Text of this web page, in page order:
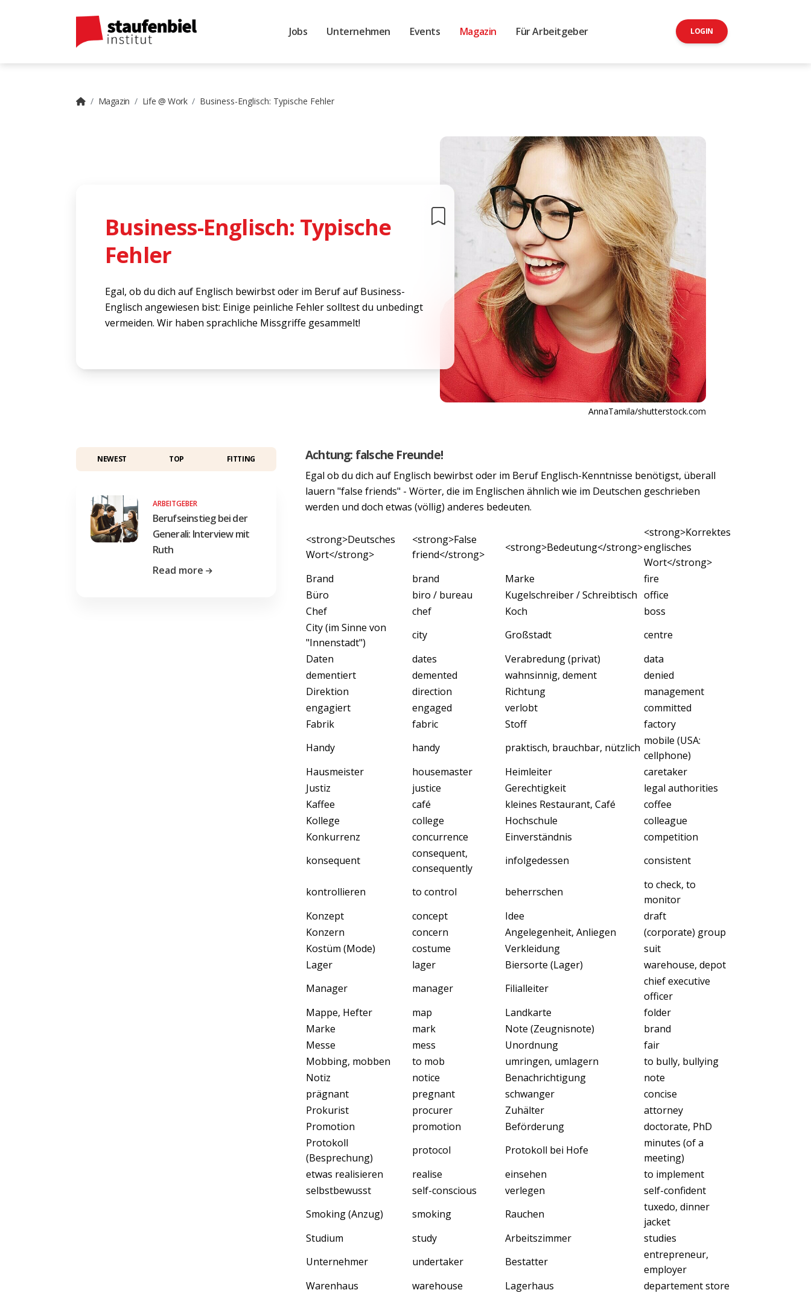
Jobs Unternehmen Events Magazin Für Arbeitgeber LOGIN
Magazin Life @ Work Business-Englisch: Typische Fehler
Business-Englisch: Typische
Fehler
Egal, ob du dich auf Englisch bewirbst oder im Beruf auf Business-
Englisch angewiesen bist: Einige peinliche Fehler solltest du unbedingt
vermeiden. Wir haben sprachliche Missgriffe gesammelt!
AnnaTamila/shutterstock.com
NEWEST TOP FITTING
ARBEITGEBER
Berufseinstieg bei der
Generali: Interview mit
Ruth
Read more
Achtung: falsche Freunde!
Egal ob du dich auf Englisch bewirbst oder im Beruf Englisch-Kenntnisse benötigst, überall
lauern "false friends" - Wörter, die im Englischen ähnlich wie im Deutschen geschrieben
werden und doch etwas (völlig) anderes bedeuten.
<strong>Deutsches
Wort</strong>
<strong>False
friend</strong>
<strong>Bedeutung</strong>
<strong>Korrektes
englisches
Wort</strong>
Brand
brand Marke
fire
Büro
biro / bureau Kugelschreiber / Schreibtisch office
Chef
chef Koch
boss
City (im Sinne von
"Innenstadt")
city Großstadt
centre
Daten
dates Verabredung (privat)
data
dementiert
demented wahnsinnig, dement
denied
Direktion
direction Richtung
management
engagiert
engaged verlobt
committed
Fabrik
fabric Stoff
factory
Handy
handy praktisch, brauchbar, nützlich
mobile (USA:
cellphone)
Hausmeister
housemaster Heimleiter
caretaker
Justiz
justice Gerechtigkeit
legal authorities
Kaffee
café kleines Restaurant, Café
coffee
Kollege
college Hochschule
colleague
Konkurrenz
concurrence Einverständnis
competition
konsequent
consequent,
consequently
infolgedessen consistent
kontrollieren to control beherrschen
to check, to
monitor
Konzept
concept Idee
draft
Konzern
concern Angelegenheit, Anliegen
(corporate) group
Kostüm (Mode)
costume Verkleidung
suit
Lager
lager Biersorte (Lager)
warehouse, depot
Manager
manager Filialleiter
chief executive
officer
Mappe, Hefter
map Landkarte
folder
Marke
mark Note (Zeugnisnote)
brand
Messe
mess Unordnung
fair
Mobbing, mobben
to mob umringen, umlagern
to bully, bullying
Notiz
notice Benachrichtigung
note
prägnant
pregnant schwanger
concise
Prokurist
procurer Zuhälter
attorney
Promotion
promotion Beförderung
doctorate, PhD
Protokoll
(Besprechung)
protocol Protokoll bei Hofe
minutes (of a
meeting)
etwas realisieren
realise einsehen
to implement
selbstbewusst
self-conscious verlegen
self-confident
Smoking (Anzug)
smoking Rauchen
tuxedo, dinner
jacket
Studium
study Arbeitszimmer
studies
Unternehmer
undertaker Bestatter
entrepreneur,
employer
Warenhaus
warehouse Lagerhaus
departement store